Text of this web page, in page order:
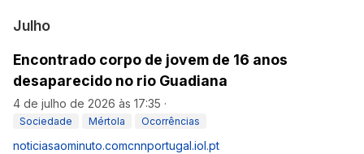
Julho
Encontrado corpo de jovem de 16 anos
desaparecido no rio Guadiana
4 de julho de 2026 às 17:35 ·
Sociedade Mértola Ocorrências
noticiasaominuto.comcnnportugal.iol.pt